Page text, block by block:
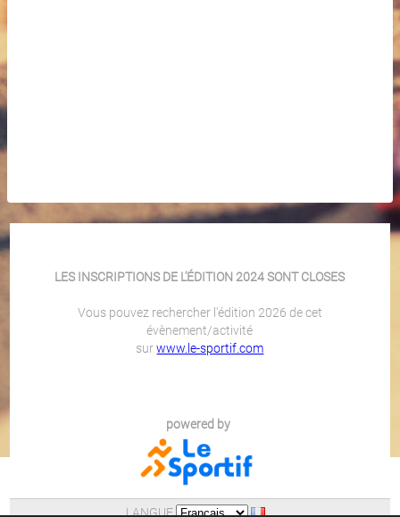
LES INSCRIPTIONS DE L'ÉDITION 2024 SONT CLOSES
Vous pouvez rechercher l'édition 2026 de cet
évènement/activité
surwww.le-sportif.com
powered by
LANGUE